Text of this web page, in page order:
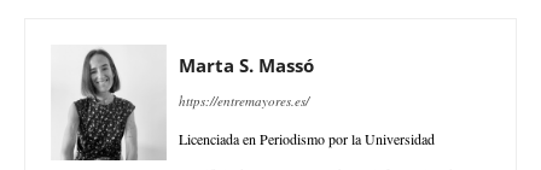
Marta S. Massó
https://entremayores.es/
Licenciada en Periodismo por la Universidad